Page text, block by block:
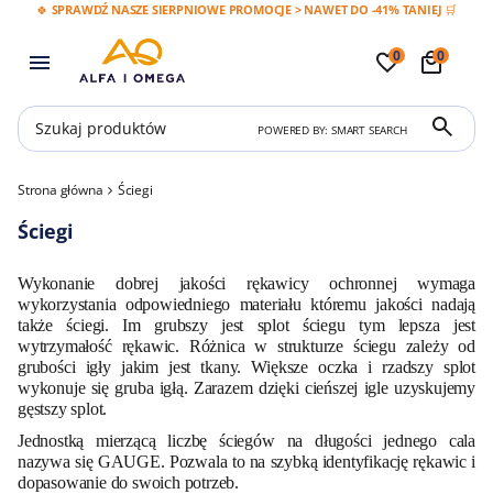
🍀 SPRAWDŹ NASZE SIERPNIOWE PROMOCJE > NAWET DO -41% TANIEJ 🛒
0 0
POWERED BY: SMART SEARCH
Strona główna Ściegi
Ściegi
Wykonanie dobrej jakości rękawicy ochronnej wymaga
wykorzystania odpowiedniego materiału któremu jakości nadają
także ściegi. Im grubszy jest splot ściegu tym lepsza jest
wytrzymałość rękawic. Różnica w strukturze ściegu zależy od
grubości igły jakim jest tkany. Większe oczka i rzadszy splot
wykonuje się gruba igłą. Zarazem dzięki cieńszej igle uzyskujemy
gęstszy splot.
Jednostką mierzącą liczbę ściegów na długości jednego cala
nazywa się GAUGE. Pozwala to na szybką identyfikację rękawic i
dopasowanie do swoich potrzeb.